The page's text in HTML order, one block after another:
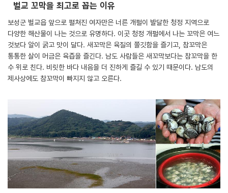
벌교 꼬막을 최고로 꼽는 이유
보성군 벌교읍 앞으로 펼쳐진 여자만은 너른 개펄이 발달한 청정 지역으로
다양한 해산물이 나는 것으로 유명하다. 이곳 청정 개펄에서 나는 꼬막은 여느
것보다 알이 굵고 맛이 달다. 새꼬막은 육질의 쫄깃함을 즐기고, 참꼬막은
통통한 살이 머금은 육즙을 즐긴다. 남도 사람들은 새꼬막보다는 참꼬막을 한
수 위로 친다. 비릿한 바다 내음을 더 진하게 즐길 수 있기 때문이다. 남도의
제사상에도 참꼬막이 빠지지 않고 오른다.